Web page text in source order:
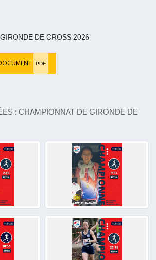
DE CROSS 2026
PDF
: CHAMPIONNAT DE GIRONDE DE